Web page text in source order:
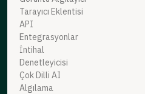
Tarayıcı Eklentisi
API
Entegrasyonlar
İntihal
Denetleyicisi
Çok Dilli AI
Algılama